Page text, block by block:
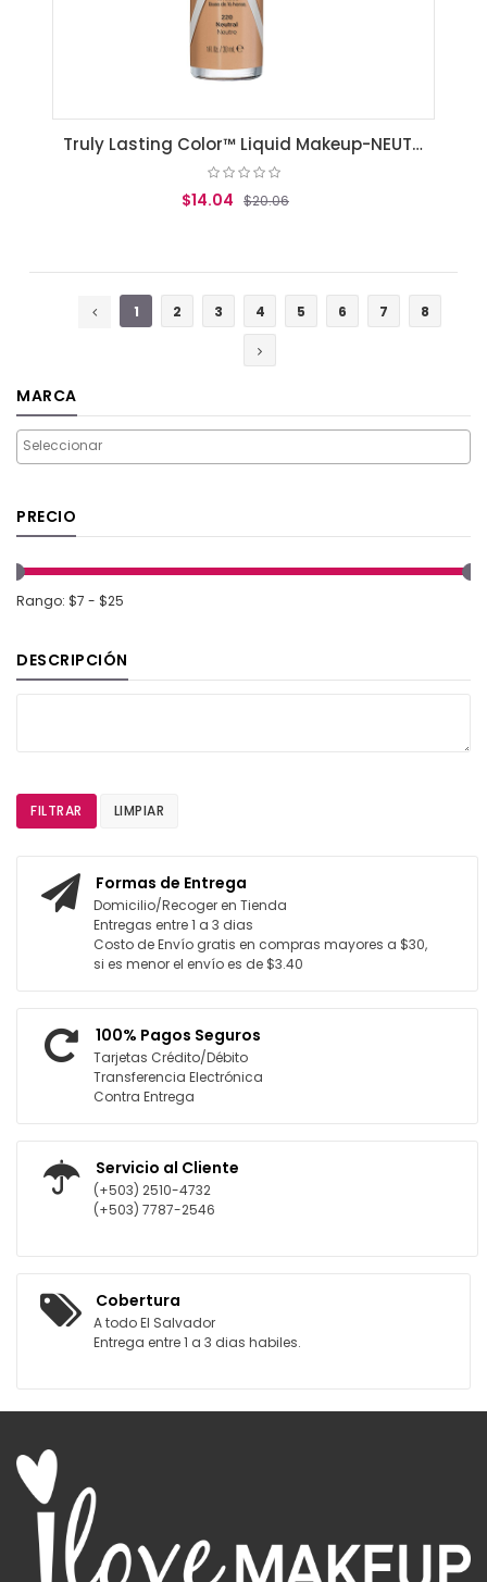
Truly Lasting Color™ Liquid Makeup-NEUTRAL (220)
$14.04 $20.06
1 2 3 4 5 6 7 8
MARCA
PRECIO
Rango: $7 - $25
DESCRIPCIÓN
FILTRAR LIMPIAR
Formas de Entrega
Domicilio/Recoger en Tienda
Entregas entre 1 a 3 dias
Costo de Envío gratis en compras mayores a $30,
si es menor el envío es de $3.40
100% Pagos Seguros
Tarjetas Crédito/Débito
Transferencia Electrónica
Contra Entrega
Servicio al Cliente
(+503) 2510-4732
(+503) 7787-2546
Cobertura
A todo El Salvador
Entrega entre 1 a 3 dias habiles.